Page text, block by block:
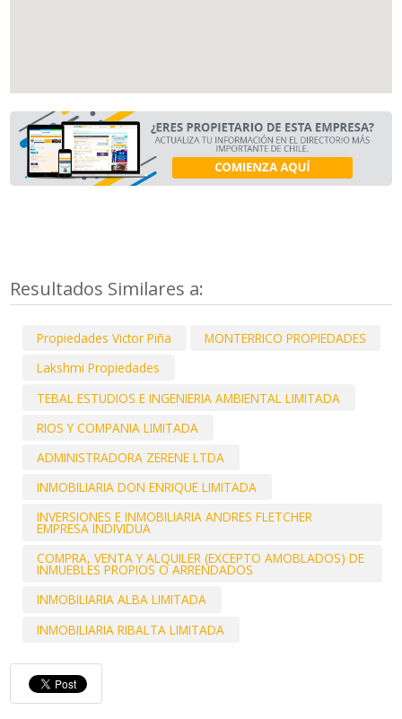
Resultados Similares a:
Propiedades Victor Piña
MONTERRICO PROPIEDADES
Lakshmi Propiedades
TEBAL ESTUDIOS E INGENIERIA AMBIENTAL LIMITADA
RIOS Y COMPANIA LIMITADA
ADMINISTRADORA ZERENE LTDA
INMOBILIARIA DON ENRIQUE LIMITADA
INVERSIONES E INMOBILIARIA ANDRES FLETCHER
EMPRESA INDIVIDUA
COMPRA, VENTA Y ALQUILER (EXCEPTO AMOBLADOS) DE
INMUEBLES PROPIOS O ARRENDADOS
INMOBILIARIA ALBA LIMITADA
INMOBILIARIA RIBALTA LIMITADA